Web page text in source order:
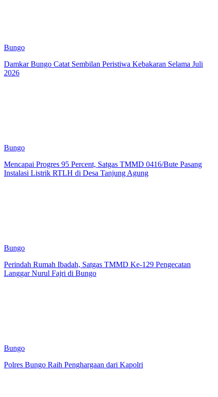
Bungo
Damkar Bungo Catat Sembilan Peristiwa Kebakaran Selama Juli
2026
Bungo
Mencapai Progres 95 Percent, Satgas TMMD 0416/Bute Pasang
Instalasi Listrik RTLH di Desa Tanjung Agung
Bungo
Perindah Rumah Ibadah, Satgas TMMD Ke-129 Pengecatan
Langgar Nurul Fajri di Bungo
Bungo
Polres Bungo Raih Penghargaan dari Kapolri